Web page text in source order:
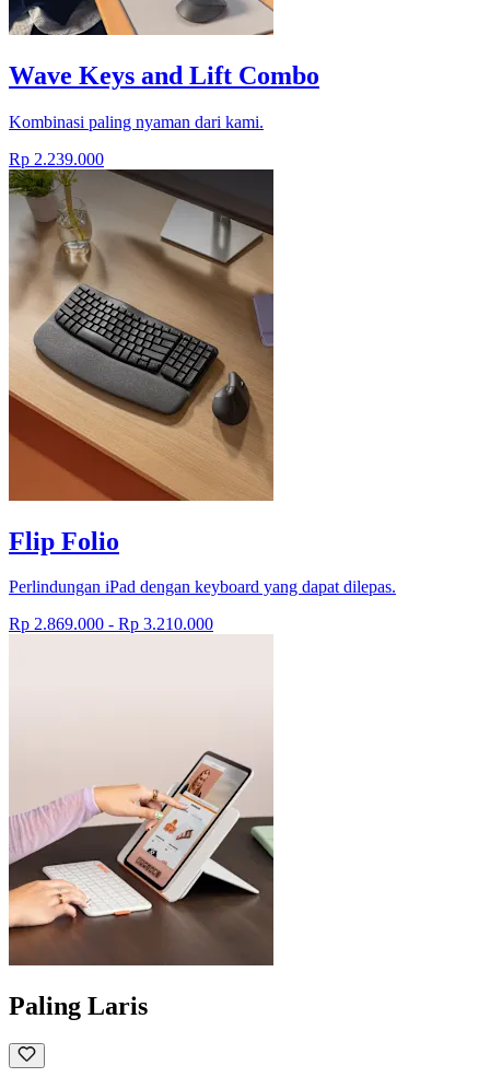
Wave Keys and Lift Combo
Kombinasi paling nyaman dari kami.
Rp 2.239.000
Flip Folio
Perlindungan iPad dengan keyboard yang dapat dilepas.
Rp 2.869.000 - Rp 3.210.000
Paling Laris